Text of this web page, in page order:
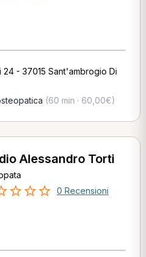
24 - 37015 Sant'ambrogio Di
(60 min · 60,00€)
Alessandro Torti
0 Recensioni